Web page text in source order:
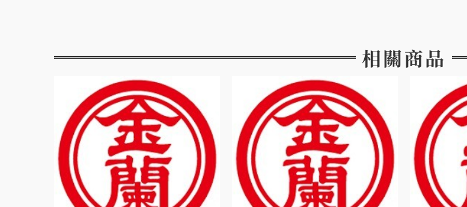
相關商品